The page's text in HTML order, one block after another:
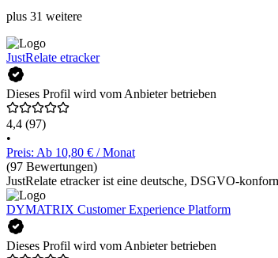
plus 31 weitere
JustRelate etracker
Dieses Profil wird vom Anbieter betrieben
4,4 (97)
•
Preis: Ab 10,80 € / Monat
(97 Bewertungen)
JustRelate etracker ist eine deutsche, DSGVO-
DYMATRIX Customer Experience Platform
Dieses Profil wird vom Anbieter betrieben